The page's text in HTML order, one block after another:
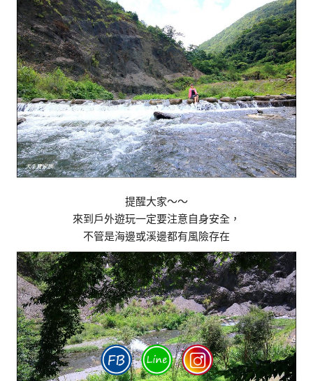
提醒大家～～
來到戶外遊玩一定要注意自身安全，
不管是海邊或溪邊都有風險存在